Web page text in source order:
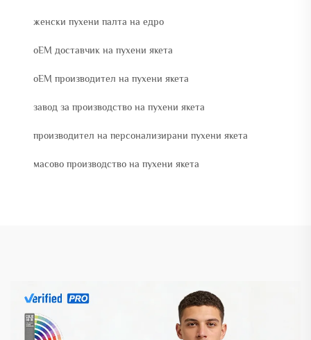
женски пухени палта на едро
oEM доставчик на пухени якета
oEM производител на пухени якета
завод за производство на пухени якета
производител на персонализирани пухени якета
масово производство на пухени якета